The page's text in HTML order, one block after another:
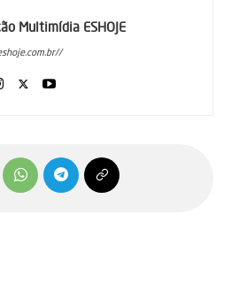
Multimídia ESHOJE